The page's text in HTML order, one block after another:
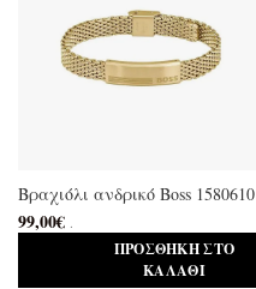
Βραχιόλι ανδρικό Boss 1580610
99,00€ .
ΠΡΟΣΘΉΚΗ ΣΤΟ
ΚΑΛΆΘΙ